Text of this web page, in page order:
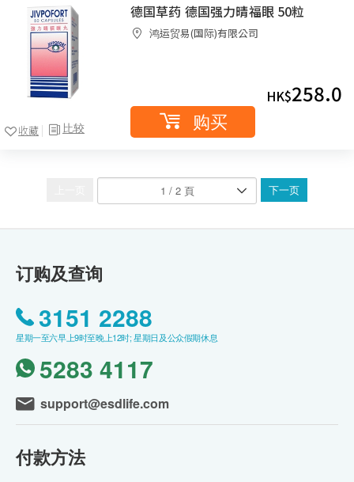
比较
收藏
德国草药 德国强力晴福眼 50粒
鸿运贸易(国际)有限公司
HK$258.0
购买
下一页
订购及查询
3151 2288
星期一至六早上9时至晚上12时; 星期日及公众假期休息
5283 4117
support@esdlife.com
付款方法